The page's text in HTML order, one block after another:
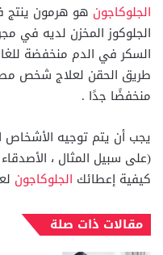
الجلوكاجون هو هرمون ينتج
الجلوكوز المخزن لديه في
السكر في الدم منخفضة
طريق الحقن لعلاج شخص
منخفضًا جدًا .
يجب أن يتم توجيه
(على سبيل المثال ،
كيفية إعطائك الجلوكاجون
مقالات ذات صلة